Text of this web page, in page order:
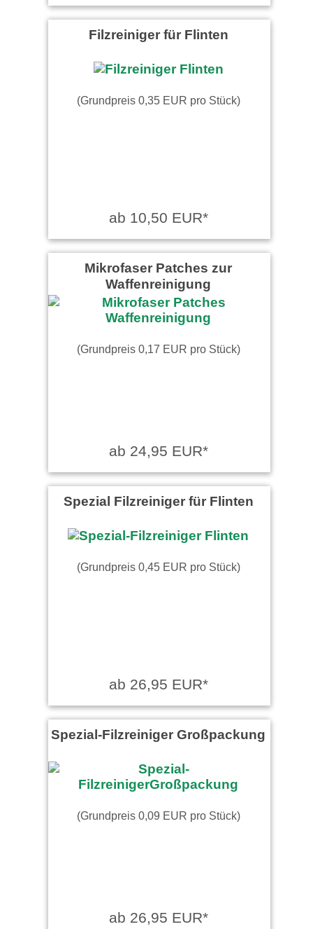
Filzreiniger für Flinten
(Grundpreis 0,35 EUR pro Stück)
ab 10,50 EUR*
Mikrofaser Patches zur
Waffenreinigung
(Grundpreis 0,17 EUR pro Stück)
ab 24,95 EUR*
Spezial Filzreiniger für Flinten
(Grundpreis 0,45 EUR pro Stück)
ab 26,95 EUR*
Spezial-Filzreiniger Großpackung
(Grundpreis 0,09 EUR pro Stück)
ab 26,95 EUR*